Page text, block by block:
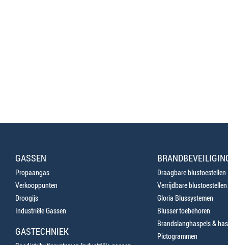
GASSEN
Propaangas
Verkooppunten
Droogijs
Industriële Gassen
GASTECHNIEK
Draagbare blustoestellen
Verrijdbare blustoestellen
Gloria Blussystemen
Blusser toebehoren
Brandslanghaspels &
Pictogrammen